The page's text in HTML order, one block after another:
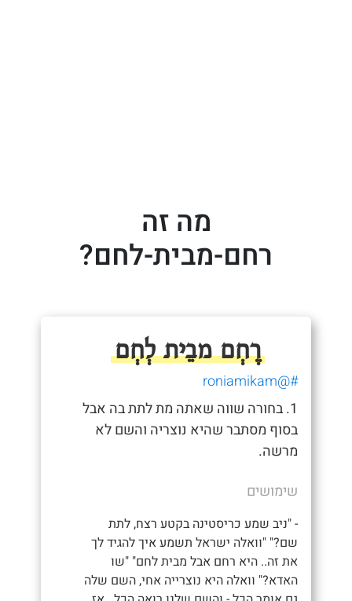
מה זה
רחם-מבית-לחם?
רֶחְם מבֵית לְחְם
#@roniamikam
1. בחורה שווה שאתה מת לתת בה אבל
בסוף מסתבר שהיא נוצריה והשם לא
מרשה.
שימושים
- "ניב שמע כריסטינה בקטע רצח, לתת
שם?" "וואלה ישראל תשמע איך להגיד לך
את זה.. היא רחם אבל מבית לחם" "שו
האדא?" וואלה היא נוצרייה אחי, השם שלה